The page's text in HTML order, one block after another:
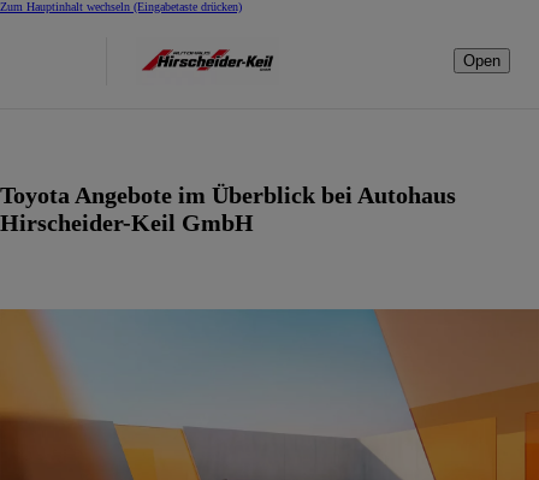
Zum Hauptinhalt wechseln (Eingabetaste drücken)
Open
Toyota Angebote im Überblick bei Autohaus
Hirscheider-Keil GmbH